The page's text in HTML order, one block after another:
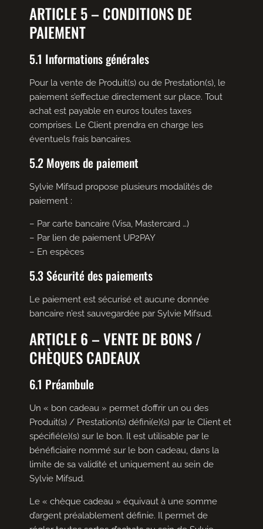
ARTICLE 5 – CONDITIONS DE
PAIEMENT
5.1 Informations générales
Pour la vente de Produit(s) ou de Prestation(s), le
paiement s’effectue directement sur place. Tout
achat est payable en euros toutes taxes
comprises. Le Client prendra en charge les
éventuels frais bancaires.
5.2 Moyens de paiement
Sylvie Mifsud propose plusieurs modalités de
paiement :
– Par carte bancaire (Visa, Mastercard …)
– Par lien de paiement UP2PAY
– En espèces
5.3 Sécurité des paiements
Le paiement est sécurisé et aucune donnée
bancaire n’est sauvegardée par Sylvie Mifsud.
ARTICLE 6 – VENTE DE BONS /
CHÈQUES CADEAUX
6.1 Préambule
Un « bon cadeau » permet d’offrir un ou des
Produit(s) / Prestation(s) défini(e)(s) par le Client et
spécifié(e)(s) sur le bon. Il est utilisable par le
bénéficiaire nommé sur le bon cadeau, dans la
limite de sa validité et uniquement au sein de
Sylvie Mifsud.
Le « chèque cadeau » équivaut à une somme
d’argent préalablement définie. Il permet de